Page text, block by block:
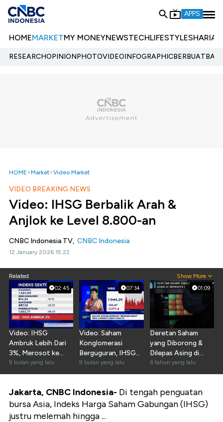
APPS
HOMEMARKETMY MONEYNEWSTECHLIFESTYLESHARIA
RESEARCHOPINIONPHOTOVIDEOINFOGRAPHIC
HOME Market Video Market
VIDEO BREAKING NEWS
Video: IHSG Berbalik Arah &
Anjlok ke Level 8.800-an
CNBC Indonesia TV, CNBC Indonesia
12 January 2026 15:22
Related Show More
02:45
Video: IHSG
Ambruk Lebih Dari
3%, Merosot ke
Level 7.900-an
9 bulan yang lalu
07:34
Video: Saham
Konglomerasi
Berguguran, IHSG
Ambruk Makin
Dalam
9 bulan yang lalu
01:09
Deretan Saham
yang Diborong &
Dilepas Asing di
Semester I
6 tahun yang lalu
Jakarta, CNBC Indonesia- Di tengah penguatan
bursa Asia, Indeks Harga Saham Gabungan (IHSG)
justru melemah hingga ...